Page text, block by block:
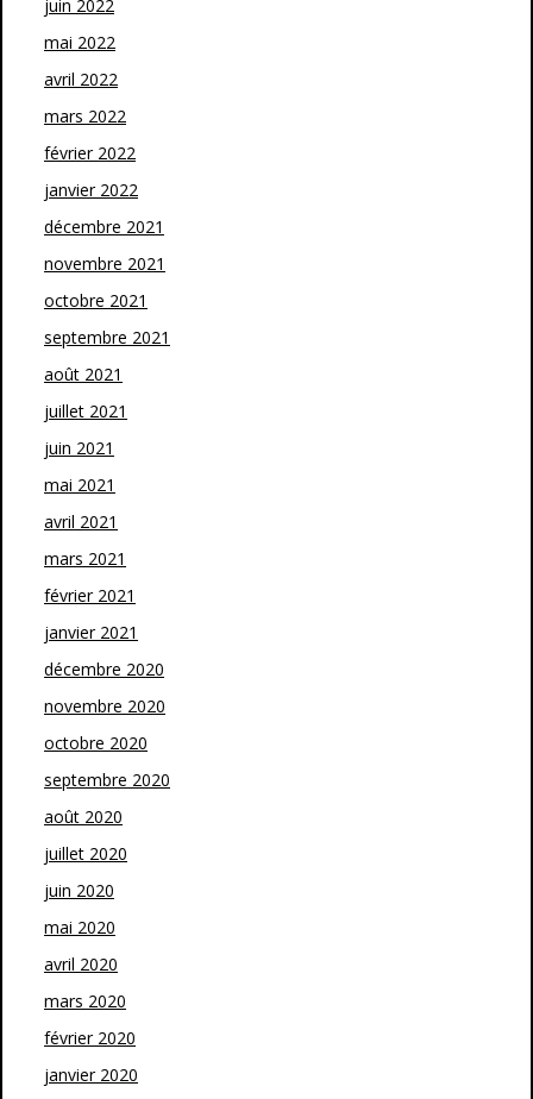
juin 2022
mai 2022
avril 2022
mars 2022
février 2022
janvier 2022
décembre 2021
novembre 2021
octobre 2021
septembre 2021
août 2021
juillet 2021
juin 2021
mai 2021
avril 2021
mars 2021
février 2021
janvier 2021
décembre 2020
novembre 2020
octobre 2020
septembre 2020
août 2020
juillet 2020
juin 2020
mai 2020
avril 2020
mars 2020
février 2020
janvier 2020